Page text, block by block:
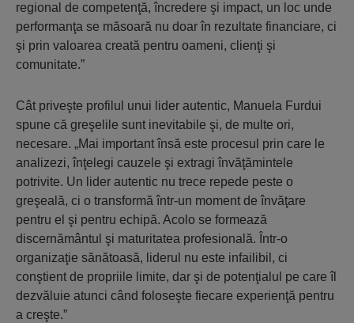
regional de competenţă, încredere şi impact, un loc unde
performanţa se măsoară nu doar în rezultate financiare, ci
şi prin valoarea creată pentru oameni, clienţi şi
comunitate.”
Cât priveşte profilul unui lider autentic, Manuela Furdui
spune că greşelile sunt inevitabile şi, de multe ori,
necesare. „Mai important însă este procesul prin care le
analizezi, înţelegi cauzele şi extragi învăţămintele
potrivite. Un lider autentic nu trece repede peste o
greşeală, ci o transformă într-un moment de învăţare
pentru el şi pentru echipă. Acolo se formează
discernământul şi maturitatea profesională. Într-o
organizaţie sănătoasă, liderul nu este infailibil, ci
conştient de propriile limite, dar şi de potenţialul pe care îl
dezvăluie atunci când foloseşte fiecare experienţă pentru
a creşte.”